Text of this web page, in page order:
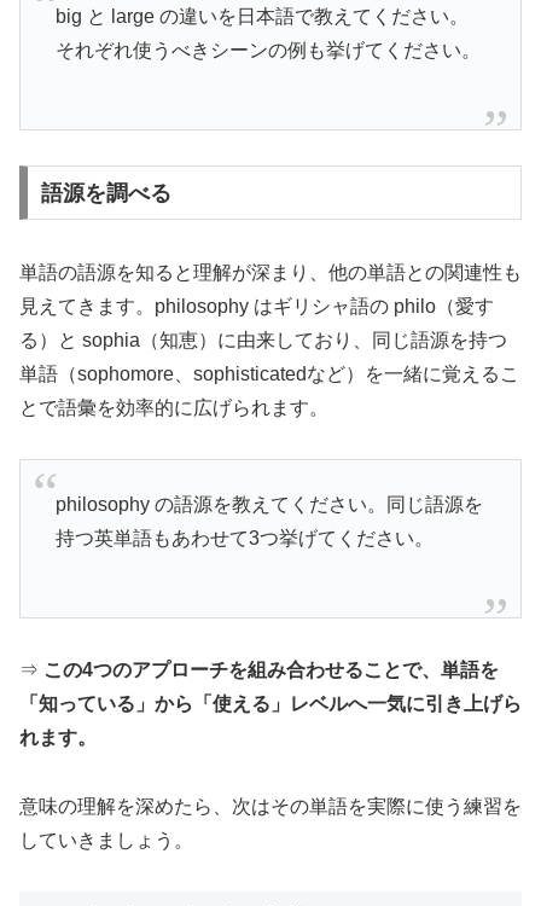
big と large の違いを日本語で教えてください。
それぞれ使うべきシーンの例も挙げてください。
語源を調べる
単語の語源を知ると理解が深まり、他の単語との関連性も
見えてきます。philosophy はギリシャ語の philo（愛す
る）と sophia（知恵）に由来しており、同じ語源を持つ
単語（sophomore、sophisticatedなど）を一緒に覚えるこ
とで語彙を効率的に広げられます。
philosophy の語源を教えてください。同じ語源を
持つ英単語もあわせて3つ挙げてください。
⇒ この4つのアプローチを組み合わせることで、単語を
「知っている」から「使える」レベルへ一気に引き上げら
れます。
意味の理解を深めたら、次はその単語を実際に使う練習を
していきましょう。